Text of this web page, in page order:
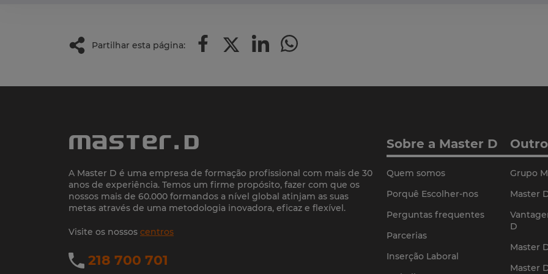
Partilhar esta página:
A Master D é uma empresa de formação profissional com mais de 30
anos de experiência. Temos um firme propósito, fazer com que os
nossos mais de 60.000 formandos a nível global atinjam as suas
metas através de uma metodologia inovadora, eficaz e flexível.
Visite os nossos centros
218 700 701
Sobre a Master D
Quem somos
Porquê Escolher-nos
Perguntas frequentes
Parcerias
Inserção Laboral
Grupo
Master
D
Master
Master